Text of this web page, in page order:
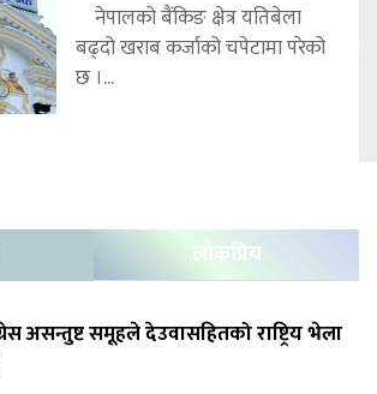
नेपालको बैंकिङ क्षेत्र यतिबेला
बढ्दो खराब कर्जाको चपेटामा परेको
छ ।...
लोकप्रिय
असन्तुष्ट समूहले देउवासहितको राष्ट्रिय भेला